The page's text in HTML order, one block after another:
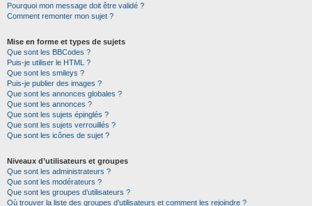
Pourquoi mon message doit être validé ?
Comment remonter mon sujet ?
Mise en forme et types de sujets
Que sont les BBCodes ?
Puis-je utiliser le HTML ?
Que sont les smileys ?
Puis-je publier des images ?
Que sont les annonces globales ?
Que sont les annonces ?
Que sont les sujets épinglés ?
Que sont les sujets verrouillés ?
Que sont les icônes de sujet ?
Niveaux d’utilisateurs et groupes
Que sont les administrateurs ?
Que sont les modérateurs ?
Que sont les groupes d’utilisateurs ?
Où trouver la liste des groupes d’utilisateurs et comment les rejoindre ?